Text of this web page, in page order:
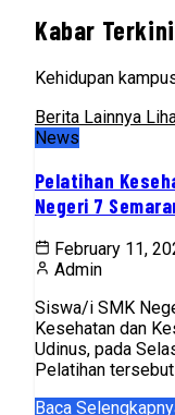
Kabar Terkini
Kehidupan
Berita Lainnya
News
Pelatihan
Negeri 7
February 11,
Admin
Siswa/i SMK
Kesehatan dan
Udinus, pada
Pelatihan
Baca